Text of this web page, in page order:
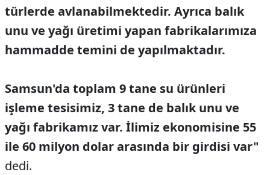
türlerde avlanabilmektedir. Ayrıca balık
unu ve yağı üretimi yapan fabrikalarımıza
hammadde temini de yapılmaktadır.
Samsun'da toplam 9 tane su ürünleri
işleme tesisimiz, 3 tane de balık unu ve
yağı fabrikamız var. İlimiz ekonomisine 55
ile 60 milyon dolar arasında bir girdisi var"
dedi.